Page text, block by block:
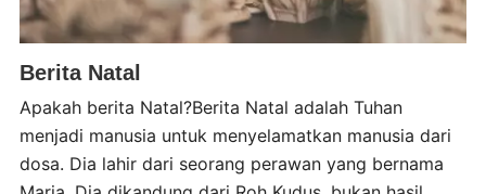
Berita Natal
Apakah berita Natal?Berita Natal adalah Tuhan
menjadi manusia untuk menyelamatkan manusia dari
dosa. Dia lahir dari seorang perawan yang bernama